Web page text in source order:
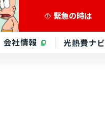
緊急の時は
会社情報 光熱費ナビ